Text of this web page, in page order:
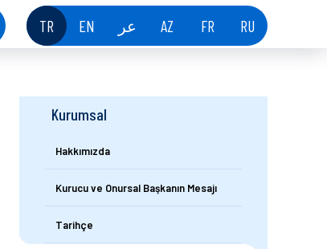
TR EN عر AZ FR RU
Kurumsal
Hakkımızda
Kurucu ve Onursal Başkanın Mesajı
Tarihçe